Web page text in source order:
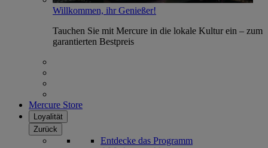
Willkommen, ihr Genießer!
Tauchen Sie mit Mercure in die lokale Kultur ein – zum
garantierten Bestpreis
Mercure Store
Loyalität
Zurück
Entdecke das Programm